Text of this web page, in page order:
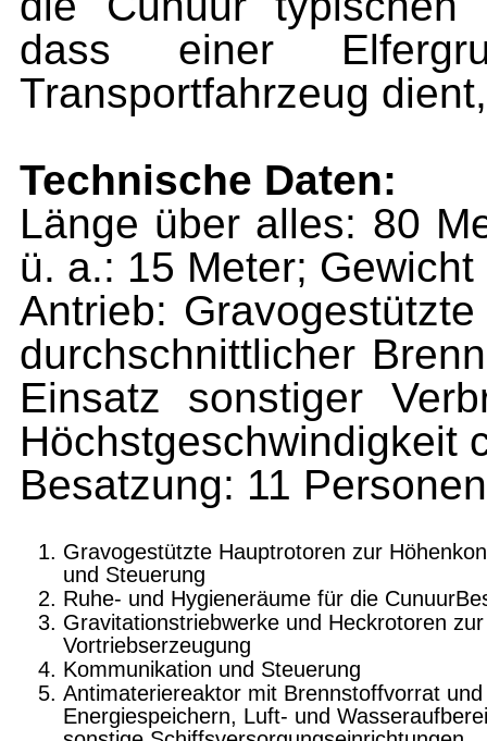
dass einer
Transportfahrzeug
Technische Daten:
Länge über alles: 80
ü. a.: 15 Meter;
Antrieb:
durchschnittlicher
Einsatz sonstiger
Höchstgeschwindigkeit
Besatzung: 11 Personen
Gravogestützte Hauptrotoren zur
und Steuerung
Ruhe- und Hygieneräume für die
Gravitationstriebwerke und Heckrotoren
Vortriebserzeugung
Kommunikation und Steuerung
Antimateriereaktor mit Brennstoffvorrat und
Energiespeichern, Luft- und